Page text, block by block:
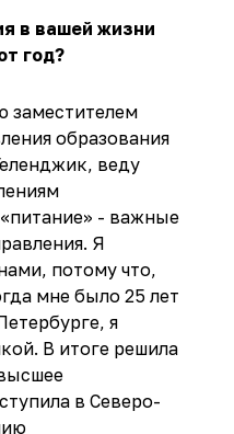
в вашей жизни
год?
заместителем
образования
веду
- важные
Я
потому что,
мне было 25 лет
я
В итоге решила
в Северо-